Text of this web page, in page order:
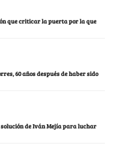
que criticar la puerta por la que
60 años después de haber sido
de Iván Mejía para luchar